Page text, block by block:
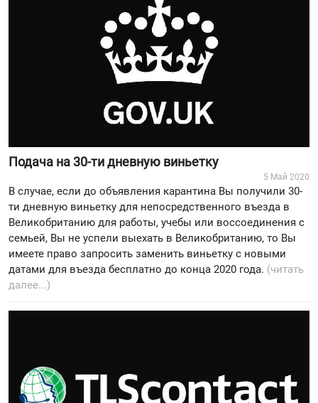
Подача на 30-ти дневную виньетку
5 Май 2020
В случае, если до объявления карантина Вы получили 30-
ти дневную виньетку для непосредственного въезда в
Великобританию для работы, учебы или воссоединения с
семьей, Вы не успели выехать в Великобританию, то Вы
имеете право запросить заменить виньетку с новыми
датами для въезда бесплатно до конца 2020 года. (читать
далее...)